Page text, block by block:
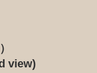
view)